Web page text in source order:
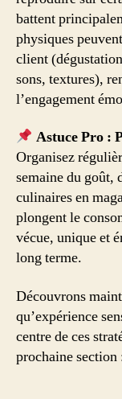
battent
physiques
client
sons, textures),
l’engagement
Astuce Pro :
Organisez
semaine du goût,
culinaires en
plongent le
vécue, unique et
long terme.
Découvrons
qu’expérience
centre de ces
prochaine section